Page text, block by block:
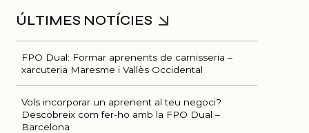
FPO Dual: Formar aprenents de carnisseria –
xarcuteria Maresme i Vallès Occidental
Vols incorporar un aprenent al teu negoci?
Descobreix com fer-ho amb la FPO Dual –
Barcelona